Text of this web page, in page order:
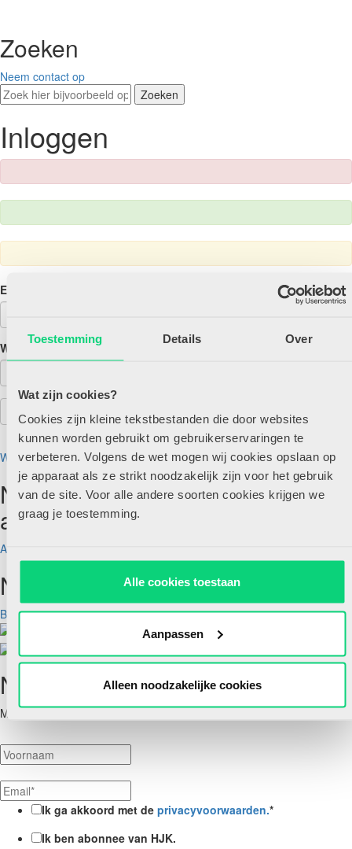
Toestemming Details Over
Wat zijn cookies?
Cookies zijn kleine tekstbestanden die door websites
kunnen worden gebruikt om gebruikerservaringen te
verbeteren. Volgens de wet mogen wij cookies opslaan op
je apparaat als ze strikt noodzakelijk zijn voor het gebruik
van de site. Voor alle andere soorten cookies krijgen we
graag je toestemming.
Alle cookies toestaan
Aanpassen
Alleen noodzakelijke cookies
Zoeken
Neem contact op
Zoeken
Inloggen
E-mailadres
Wachtwoord
Wachtwoord vergeten?
Nog geen account maar wel
abonnee?
Account aanmaken
Nog geen abonnee?
Bekijk aanbod
Nieuwsbrief
Meld je hieronder aan voor de nieuwsbrief van HJK
Ik ga akkoord met de privacyvoorwaarden.*
Ik ben abonnee van HJK.